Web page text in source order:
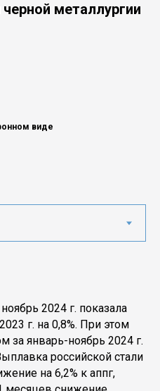
металлургии
виде
2024 г. показала
г. на 0,8%. При этом
за январь-ноябрь 2024 г.
российской стали
на 6,2% к аппг,